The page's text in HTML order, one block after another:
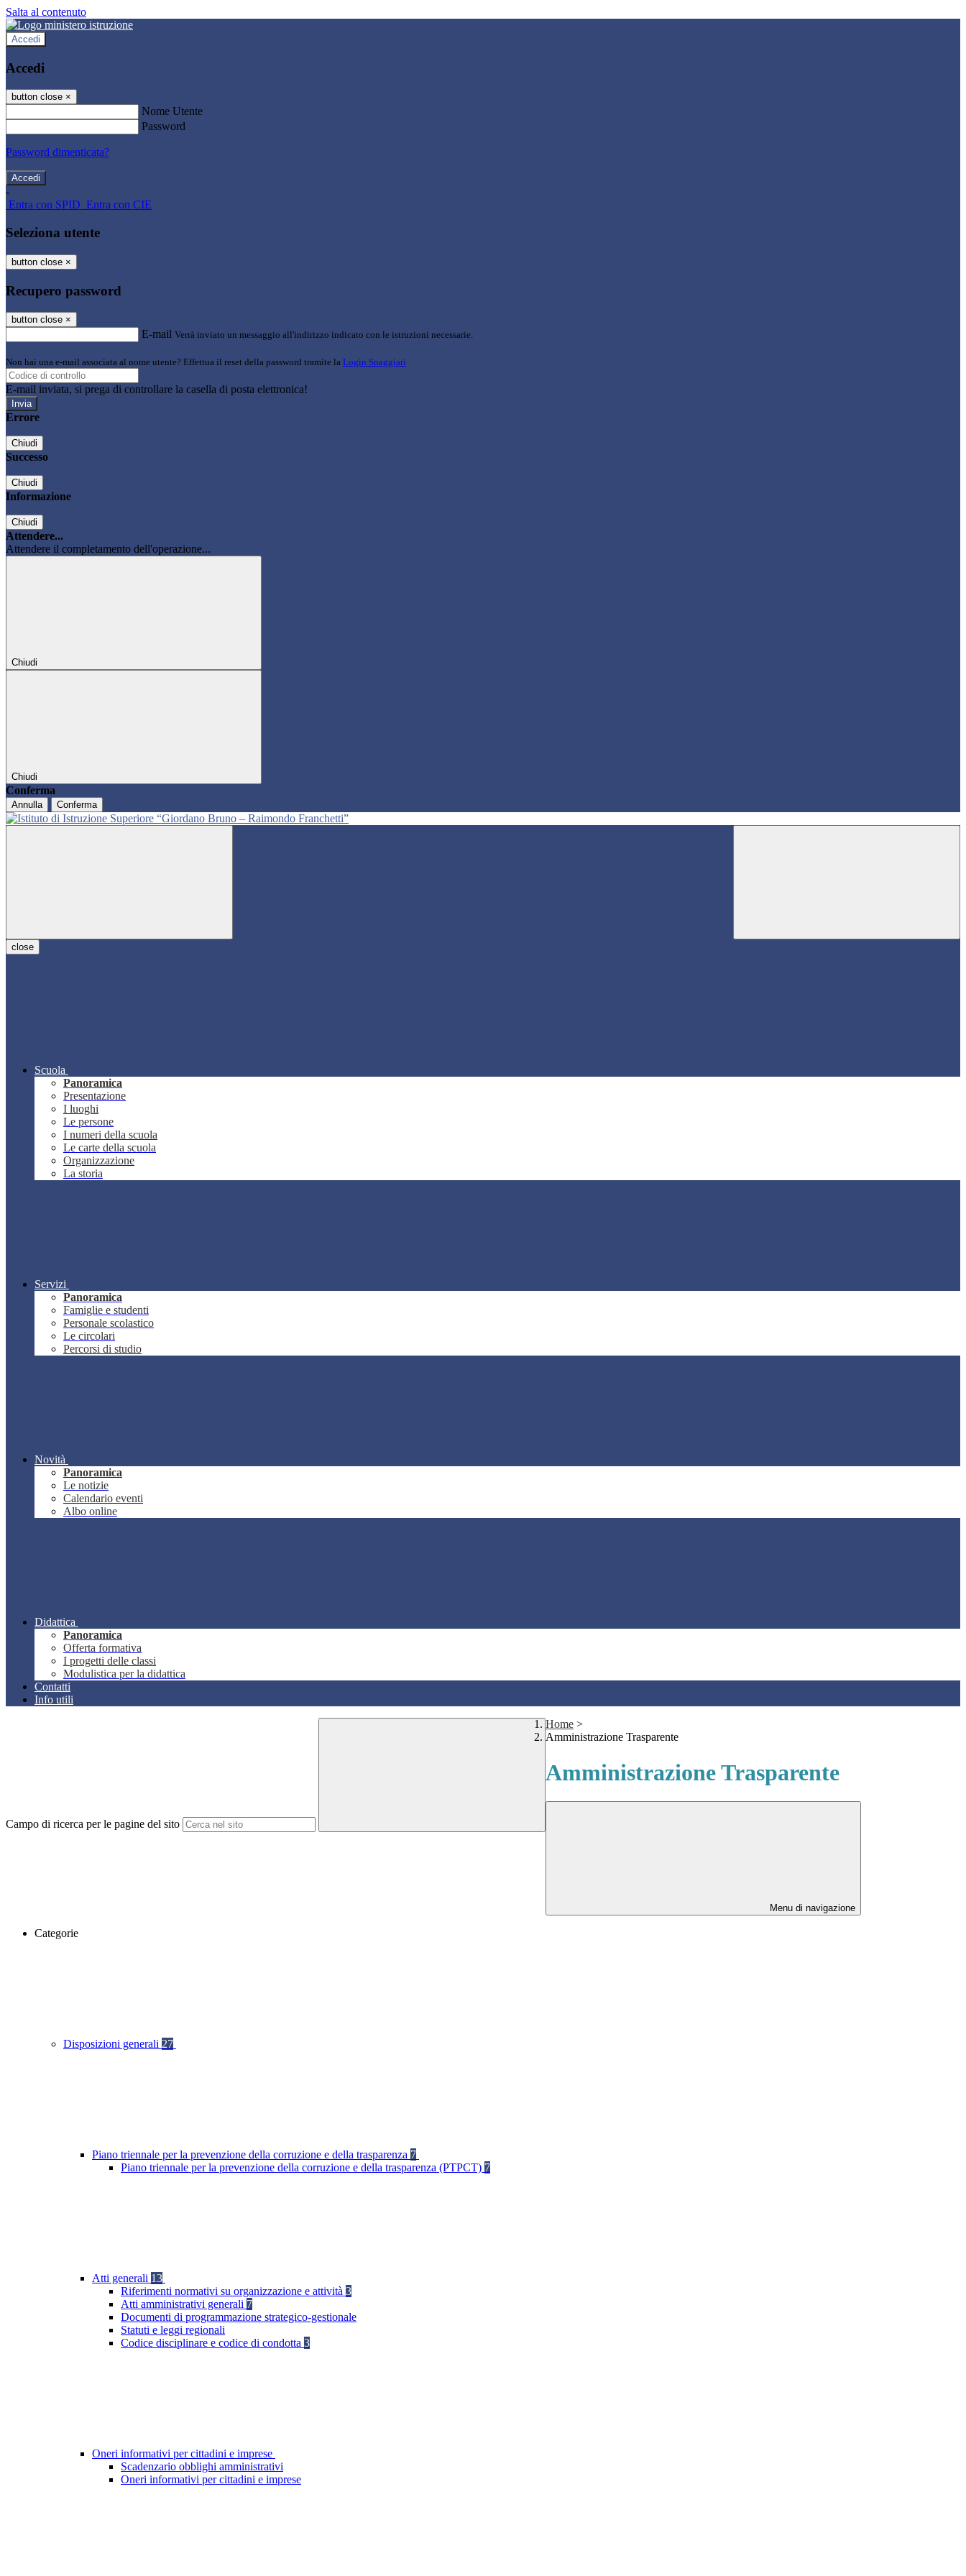
Salta al contenuto
Accedi
Accedi
button close ×
Nome Utente
Password
Password dimenticata?
-
Entra con SPID Entra con CIE
Seleziona utente
button close ×
Recupero password
button close ×
E-mail Verrà inviato un messaggio all'indirizzo indicato con le istruzioni necessarie.
Non hai una e-mail associata al nome utente? Effettua il reset della password tramite la Login Spaggiari
E-mail inviata, si prega di controllare la casella di posta elettronica!
Errore
Chiudi
Successo
Chiudi
Informazione
Chiudi
Attendere...
Attendere il completamento dell'operazione...
Chiudi
Chiudi
Conferma
Annulla Conferma
close
Scuola
Panoramica
Presentazione
I luoghi
Le persone
I numeri della scuola
Le carte della scuola
Organizzazione
La storia
Servizi
Panoramica
Famiglie e studenti
Personale scolastico
Le circolari
Percorsi di studio
Novità
Panoramica
Le notizie
Calendario eventi
Albo online
Didattica
Panoramica
Offerta formativa
I progetti delle classi
Modulistica per la didattica
Contatti
Info utili
Campo di ricerca per le pagine del sito
Home >
Amministrazione Trasparente
Amministrazione Trasparente
Menu di navigazione
Categorie
Disposizioni generali 27
Piano triennale per la prevenzione della corruzione e della trasparenza 7
Piano triennale per la prevenzione della corruzione e della trasparenza (PTPCT) 7
Atti generali 13
Riferimenti normativi su organizzazione e attività 3
Atti amministrativi generali 7
Documenti di programmazione strategico-gestionale
Statuti e leggi regionali
Codice disciplinare e codice di condotta 3
Oneri informativi per cittadini e imprese
Scadenzario obblighi amministrativi
Oneri informativi per cittadini e imprese